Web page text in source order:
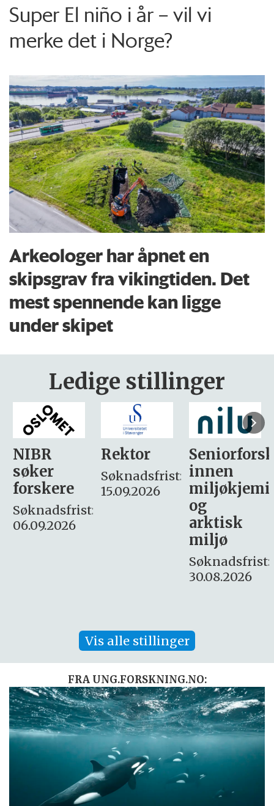
Super El niño i år – vil vi
merke det i Norge?
Arkeologer har åpnet en
skipsgrav fra vikingtiden. Det
mest spennende kan ligge
under skipet
Ledige stillinger
Rektor
Søknadsfrist:
15.09.2026
Seniorforsker
innen
miljøkjemi
søker
– fast
Søknadsfrist:
16. august.
Vis alle stillinger
FRA UNG.FORSKNING.NO: